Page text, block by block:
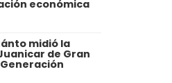
económica
midió la
de Gran